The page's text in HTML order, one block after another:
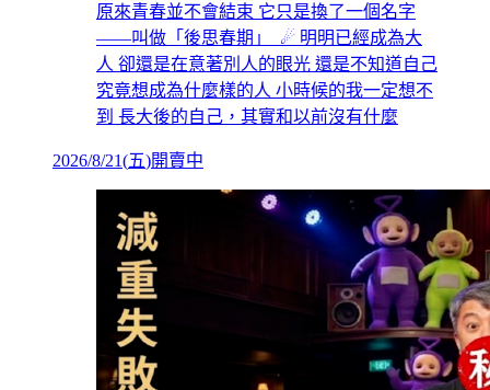
原來青春並不會結束 它只是換了一個名字
——叫做「後思春期」 ☄ 明明已經成為大
人 卻還是在意著別人的眼光 還是不知道自己
究竟想成為什麼樣的人 小時候的我一定想不
到 長大後的自己，其實和以前沒有什麼
2026/8/21(五)開賣中